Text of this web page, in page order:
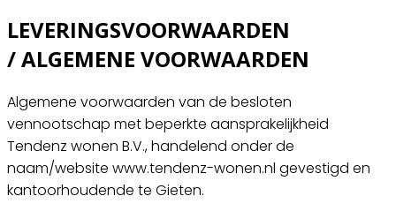
LEVERINGSVOORWAARDEN
/ ALGEMENE VOORWAARDEN
Algemene voorwaarden van de besloten
vennootschap met beperkte aansprakelijkheid
Tendenz wonen B.V., handelend onder de
naam/website www.tendenz-wonen.nl gevestigd en
kantoorhoudende te Gieten.